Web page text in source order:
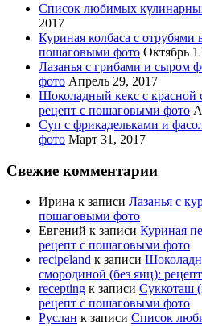
Список любимых
2017
Куриная колбаса с отрубями
пошаговыми фото Октябрь
Лазанья с грибами и сыром
фото Апрель 29, 2017
Шоколадный кекс с красной
рецепт с пошаговыми фото
Суп с фрикадельками и
фото Март 31, 2017
Свежие комментарии
Ирина к записи Лазанья с
пошаговыми фото
Евгений к записи Куриная
рецепт с пошаговыми фото
recipeland к записи
смородиной (без яиц):
recepting к записи Суккоташ
рецепт с пошаговыми фото
Руслан к записи Список